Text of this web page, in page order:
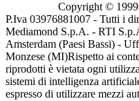
Copyright ©
P.Iva 03976881007 - Tutti i
Mediamond S.p.A. - RTI
Amsterdam (Paesi Bassi) -
Monzese (MI)Rispetto ai
riprodotti è vietata ogni
sistemi di intelligenza
espresso di utilizzare mezzi